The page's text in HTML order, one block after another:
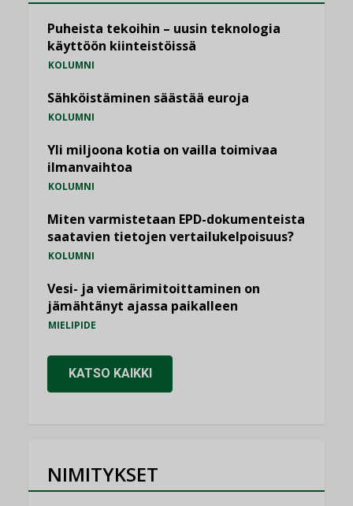
Puheista tekoihin – uusin teknologia
käyttöön kiinteistöissä
KOLUMNI
Sähköistäminen säästää euroja
KOLUMNI
Yli miljoona kotia on vailla toimivaa
ilmanvaihtoa
KOLUMNI
Miten varmistetaan EPD-dokumenteista
saatavien tietojen vertailukelpoisuus?
KOLUMNI
Vesi- ja viemärimitoittaminen on
jämähtänyt ajassa paikalleen
MIELIPIDE
KATSO KAIKKI
NIMITYKSET